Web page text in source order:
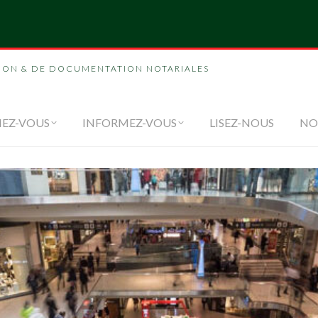
& DE DOCUMENTATION NOTARIALES
VOUS INFORMEZ-VOUS LISEZ-NOUS